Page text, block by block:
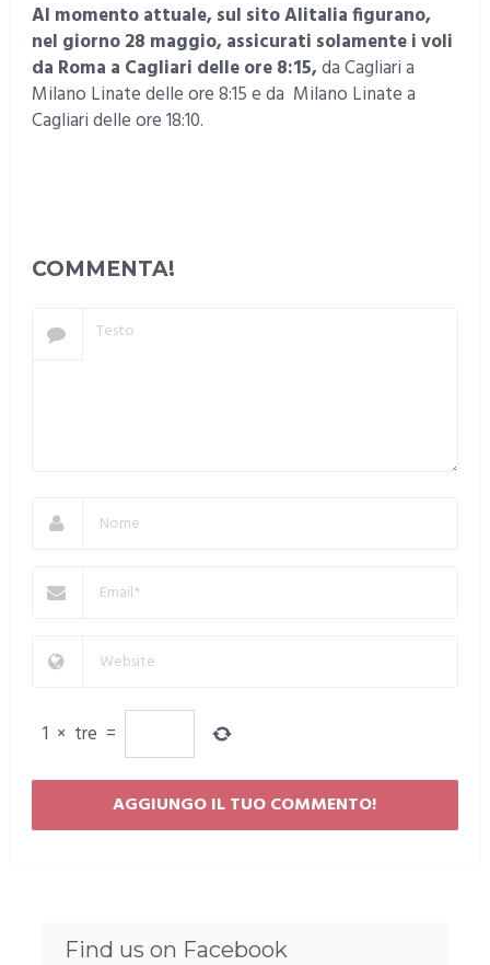
Al momento attuale, sul sito Alitalia figurano,
nel giorno 28 maggio, assicurati solamente i voli
da Roma a Cagliari delle ore 8:15,da Cagliari a
Milano Linate delle ore 8:15 e da Milano Linate a
Cagliari delle ore 18:10.
COMMENTA!
1 × tre =
Find us on Facebook